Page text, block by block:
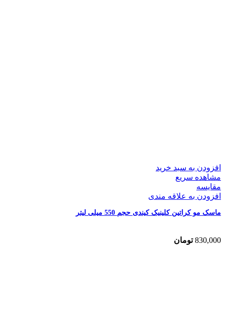
افزودن به سبد خرید
مشاهده سریع
مقایسه
افزودن به علاقه مندی
ماسک مو کراتین کلینیک کیندی حجم 550 میلی لیتر
830,000 تومان